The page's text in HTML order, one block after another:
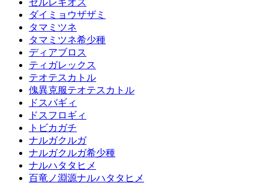
セルレギオス
ダイミョウザザミ
タマミツネ
タマミツネ希少種
ディアブロス
ティガレックス
テオテスカトル
傀異克服テオテスカトル
ドスバギィ
ドスフロギィ
トビカガチ
ナルガクルガ
ナルガクルガ希少種
ナルハタタヒメ
百竜ノ淵源ナルハタタヒメ